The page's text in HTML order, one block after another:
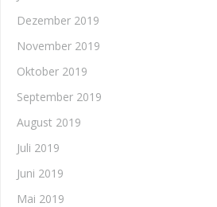
Dezember 2019
November 2019
Oktober 2019
September 2019
August 2019
Juli 2019
Juni 2019
Mai 2019